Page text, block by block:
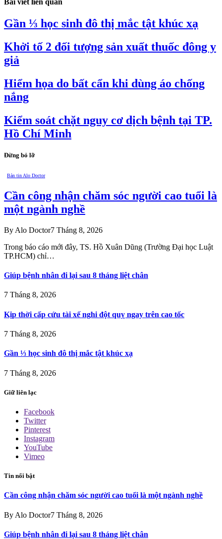
Gần ⅓ học sinh đô thị mắc tật khúc xạ
Khởi tố 2 đối tượng sản xuất thuốc đông y
giả
Hiểm họa do bất cẩn khi dùng áo chống
nắng
Kiểm soát chặt nguy cơ dịch bệnh tại TP.
Hồ Chí Minh
Đừng bỏ lỡ
Bản tin Alo Doctor
Cần công nhận chăm sóc người cao tuổi là
một ngành nghề
By Alo Doctor7 Tháng 8, 2026
Trong báo cáo mới đây, TS. Hồ Xuân Dũng (Trường Đại học Luật
TP.HCM) chỉ…
Giúp bệnh nhân đi lại sau 8 tháng liệt chân
7 Tháng 8, 2026
Kịp thời cấp cứu tài xế nghi đột quỵ ngay trên cao tốc
7 Tháng 8, 2026
Gần ⅓ học sinh đô thị mắc tật khúc xạ
7 Tháng 8, 2026
Giữ liên lạc
Facebook
Twitter
Pinterest
Instagram
YouTube
Vimeo
Tin nổi bật
Cần công nhận chăm sóc người cao tuổi là một ngành nghề
By Alo Doctor7 Tháng 8, 2026
Giúp bệnh nhân đi lại sau 8 tháng liệt chân